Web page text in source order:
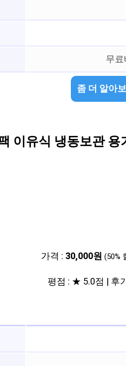
무
좀 더 알아
이유식 냉동보관
가격 : 30,000원 (50%
평점 : ★ 5.0점 | 후